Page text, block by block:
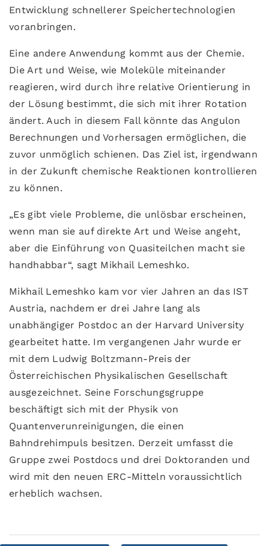
Entwicklung schnellerer Speichertechnologien
voranbringen.
Eine andere Anwendung kommt aus der Chemie.
Die Art und Weise, wie Moleküle miteinander
reagieren, wird durch ihre relative Orientierung in
der Lösung bestimmt, die sich mit ihrer Rotation
ändert. Auch in diesem Fall könnte das Angulon
Berechnungen und Vorhersagen ermöglichen, die
zuvor unmöglich schienen. Das Ziel ist, irgendwann
in der Zukunft chemische Reaktionen kontrollieren
zu können.
„Es gibt viele Probleme, die unlösbar erscheinen,
wenn man sie auf direkte Art und Weise angeht,
aber die Einführung von Quasiteilchen macht sie
handhabbar“, sagt Mikhail Lemeshko.
Mikhail Lemeshko kam vor vier Jahren an das IST
Austria, nachdem er drei Jahre lang als
unabhängiger Postdoc an der Harvard University
gearbeitet hatte. Im vergangenen Jahr wurde er
mit dem Ludwig Boltzmann-Preis der
Österreichischen Physikalischen Gesellschaft
ausgezeichnet. Seine Forschungsgruppe
beschäftigt sich mit der Physik von
Quantenverunreinigungen, die einen
Bahndrehimpuls besitzen. Derzeit umfasst die
Gruppe zwei Postdocs und drei Doktoranden und
wird mit den neuen ERC-Mitteln voraussichtlich
erheblich wachsen.